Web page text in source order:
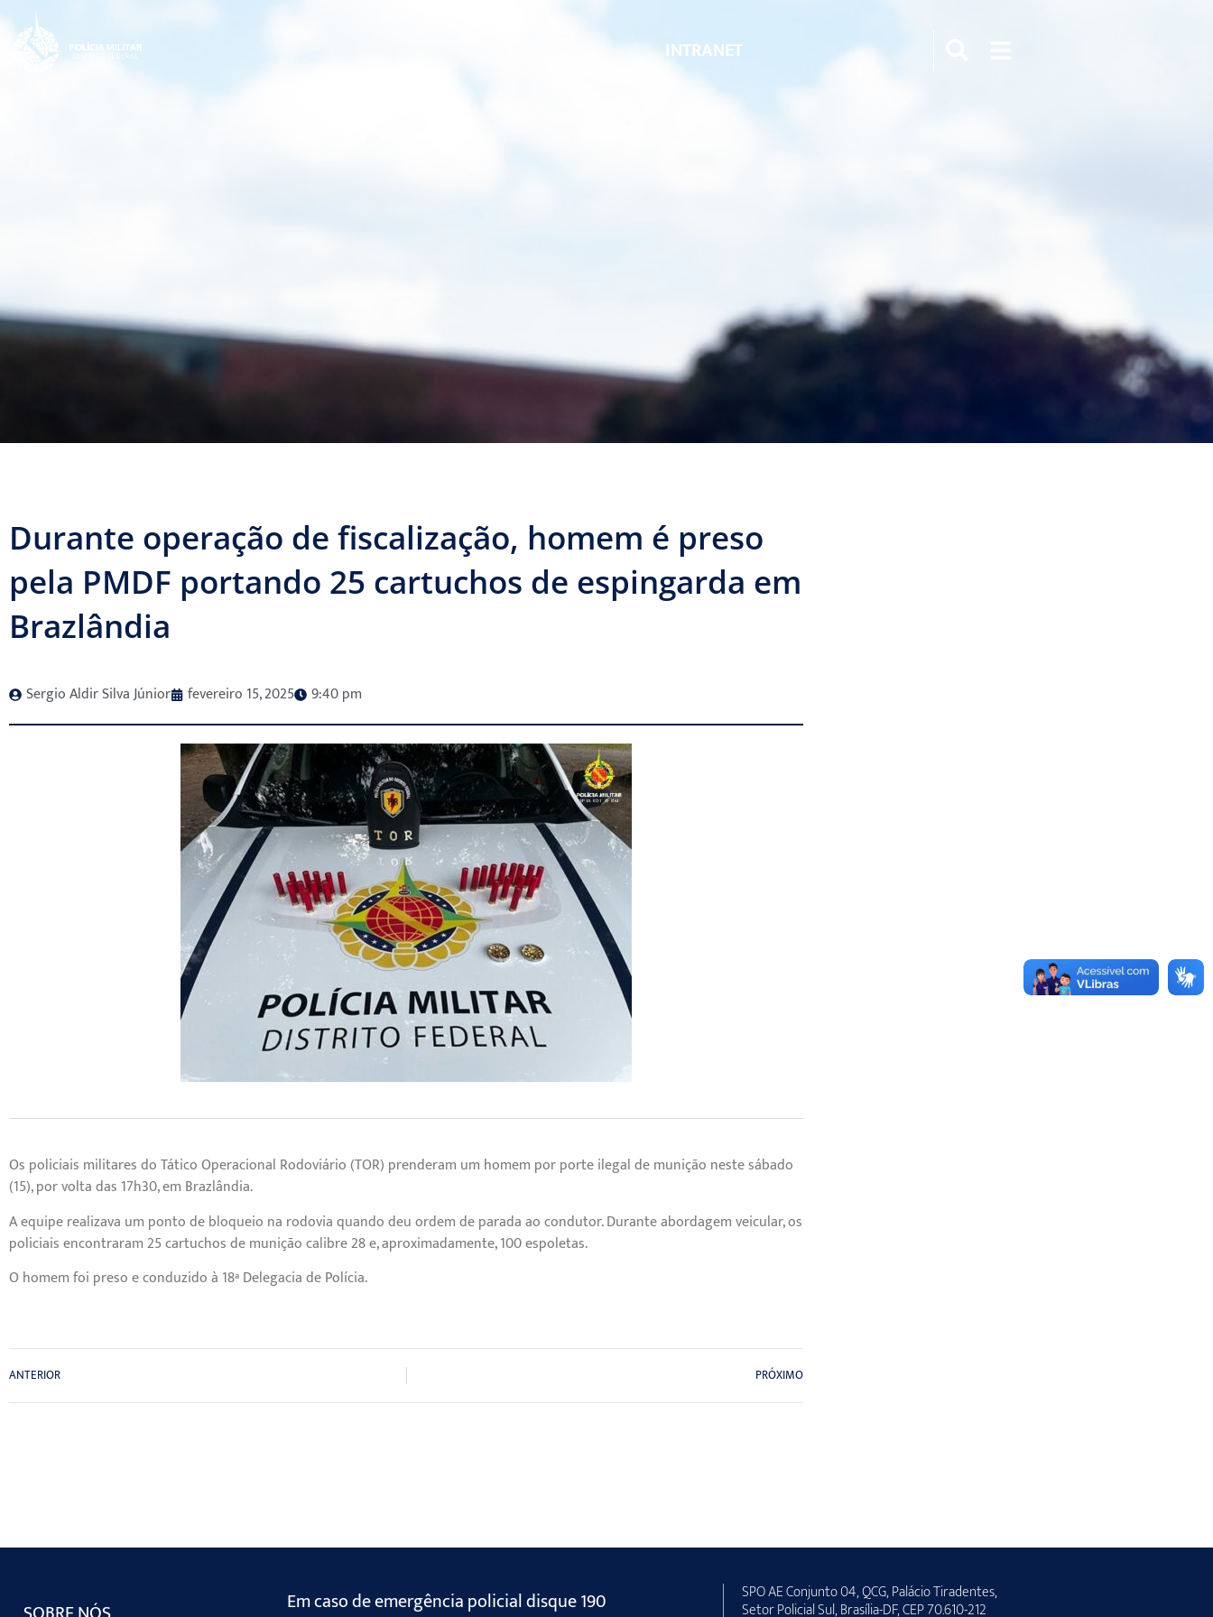
INTRANET
Durante operação de fiscalização, homem é preso
pela PMDF portando 25 cartuchos de espingarda em
Brazlândia
Sergio Aldir Silva Júnior fevereiro 15, 2025 9:40 pm
Os policiais militares do Tático Operacional Rodoviário (TOR) prenderam um homem por porte ilegal de munição neste sábado
(15), por volta das 17h30, em Brazlândia.
A equipe realizava um ponto de bloqueio na rodovia quando deu ordem de parada ao condutor. Durante abordagem veicular, os
policiais encontraram 25 cartuchos de munição calibre 28 e, aproximadamente, 100 espoletas.
O homem foi preso e conduzido à 18ª Delegacia de Polícia.
ANTERIOR PRÓXIMO
Em caso de emergência policial disque 190 SPO AE Conjunto 04, QCG, Palácio Tiradentes,
Setor Policial Sul, Brasília-DF, CEP 70.610-212